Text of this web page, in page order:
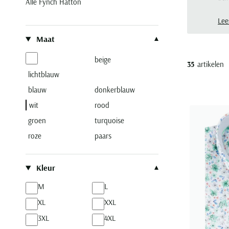
een
Maat
lichtblauw
beige
blauw
donkerblauw
wit
rood
groen
turquoise
roze
paars
Kleur
M
L
XL
XXL
3XL
4XL
35 artikelen